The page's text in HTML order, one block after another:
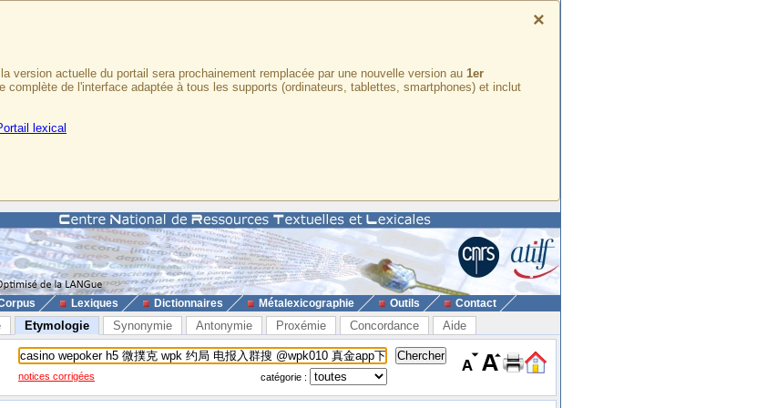
×
version actuelle du portail sera prochainement remplacée par une nouvelle version au 1er
complète de l'interface adaptée à tous les supports (ordinateurs, tablettes, smartphones) et inclut
lexical
Lexiques Dictionnaires Métalexicographie Outils Contact
Etymologie Synonymie Antonymie Proxémie Concordance Aide
notices corrigées catégorie :